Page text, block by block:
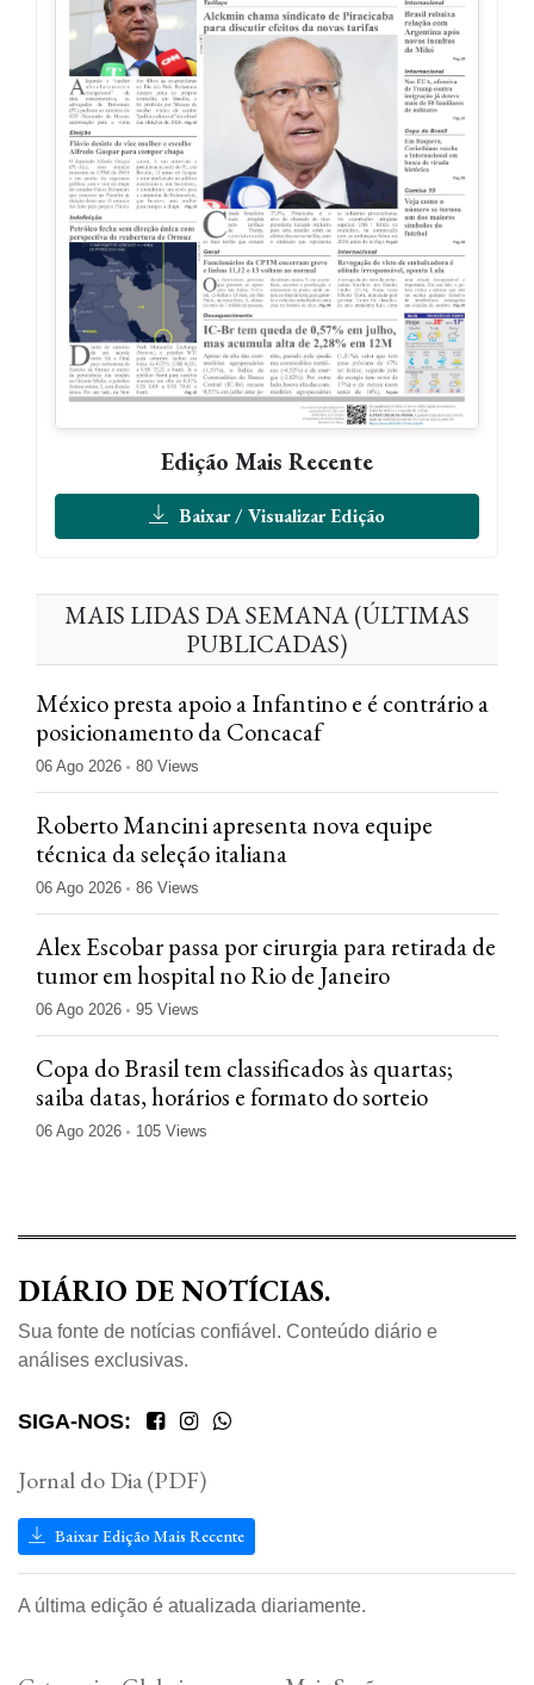
Edição Mais Recente
Baixar / Visualizar Edição
MAIS LIDAS DA SEMANA (ÚLTIMAS
PUBLICADAS)
México presta apoio a Infantino e é contrário a
posicionamento da Concacaf
06 Ago 2026 80 Views
Roberto Mancini apresenta nova equipe
técnica da seleção italiana
06 Ago 2026 86 Views
Alex Escobar passa por cirurgia para retirada de
tumor em hospital no Rio de Janeiro
06 Ago 2026 95 Views
Copa do Brasil tem classificados às quartas;
saiba datas, horários e formato do sorteio
06 Ago 2026 105 Views
DIÁRIO DE NOTÍCIAS.
Sua fonte de notícias confiável. Conteúdo diário e
análises exclusivas.
SIGA-NOS:
Jornal do Dia (PDF)
Baixar Edição Mais Recente
A última edição é atualizada diariamente.